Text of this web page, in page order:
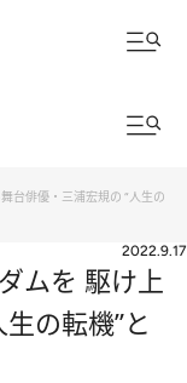
台俳優・三浦宏規の “人生の
2022.9.17
ムを 駆け上
の転機”と